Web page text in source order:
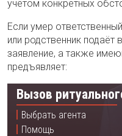
учётом конкретных
Если умер
или родственник
заявление, а также
предъявляет:
Вызов
Выбрать агента
Помощь